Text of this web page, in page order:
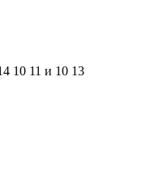
10 11 и 10 13